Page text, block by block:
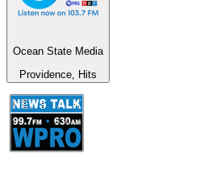
Ocean State Media
Providence, Hits